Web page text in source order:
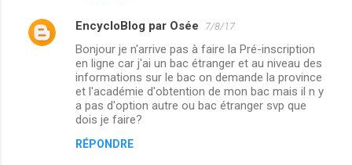
EncycloBlog par Osée 7/8/17
Bonjour je n'arrive pas à faire la Pré-inscription
en ligne car j'ai un bac étranger et au niveau des
informations sur le bac on demande la province
et l'académie d'obtention de mon bac mais il n y
a pas d'option autre ou bac étranger svp que
dois je faire?
RÉPONDRE